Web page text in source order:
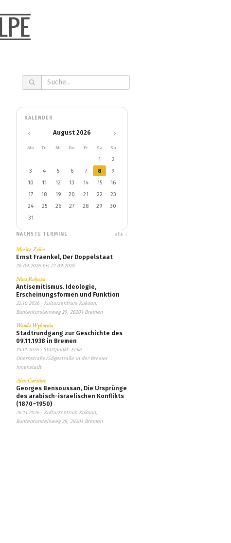
KALENDER
‹ August 2026 ›
Mo Di Mi Do Fr Sa So
1
2
3
4 5 6 7 8
9
10
11 12 13 14 15
16
17
18 19 20 21 22
23
24
25 26 27 28 29
30
31
NÄCHSTE TERMINE alle →
Moritz Zeiler
Ernst Fraenkel, Der Doppelstaat
26.09.2026 bis 27.09.2026
Nina Rabuza
Antisemitismus. Ideologie,
Erscheinungsformen und Funktion
22.10.2026 · Kulturzentrum Kukoon,
Buntentorsteinweg 29, 28201 Bremen
Wanda Wybornia
Stadtrundgang zur Geschichte des
09.11.1938 in Bremen
15.11.2026 · Startpunkt: Ecke
Obernstraße/Sögestraße in der Bremer
Innenstadt
Alex Carstiuc
Georges Bensoussan, Die Ursprünge
des arabisch-israelischen Konflikts
(1870–1950)
26.11.2026 · Kulturzentrum Kukoon,
Buntentorsteinweg 29, 28201 Bremen